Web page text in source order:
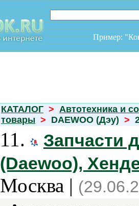
Пример:
КАТАЛОГ > Автотехника и
товары > DAEWOO (Дэу) >
11.
Запчасти
(Daewoo),
Москва |